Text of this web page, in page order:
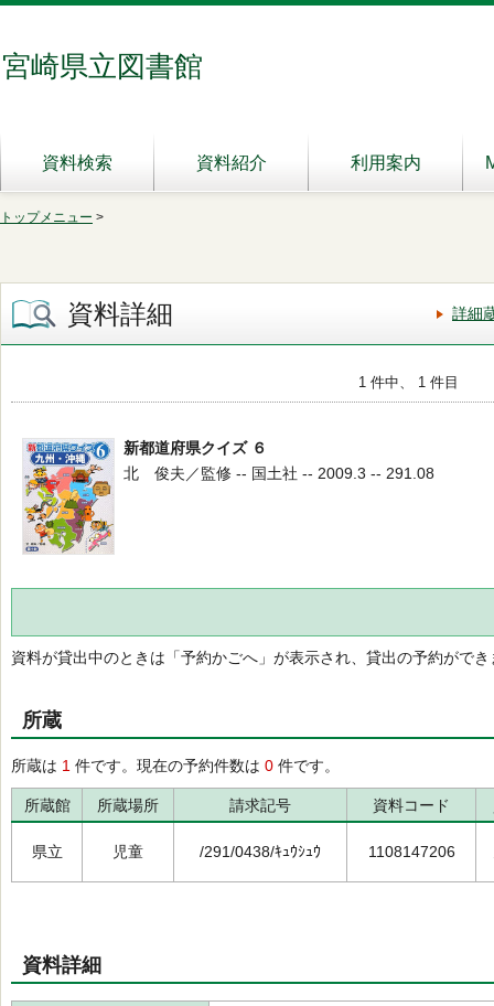
宮崎県立図書館
資料検索 資料紹介 利用案内
トップメニュー >
資料詳細 詳細
1 件中、 1 件目
新都道府県クイズ ６
北 俊夫／監修 -- 国土社 -- 2009.3 -- 291.08
資料が貸出中のときは「予約かごへ」が表示され、貸出の予約ができ
所蔵
所蔵は 1 件です。現在の予約件数は 0 件です。
所蔵館 所蔵場所 請求記号 資料コード
県立 児童 /291/0438/ｷｭｳｼｭｳ 1108147206
資料詳細